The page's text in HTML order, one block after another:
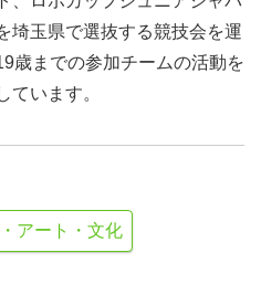
埼玉県で選抜する競技会を運
歳までの参加チームの活動を
ています。
アート・文化